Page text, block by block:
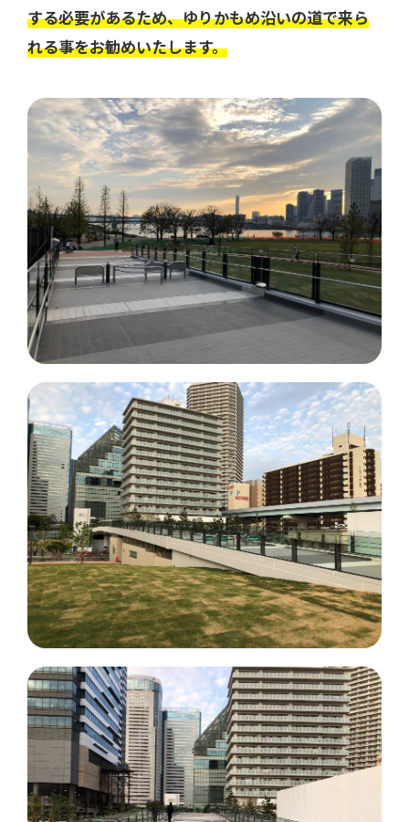
する必要があるため、ゆりかもめ沿いの道で来ら
れる事をお勧めいたします。